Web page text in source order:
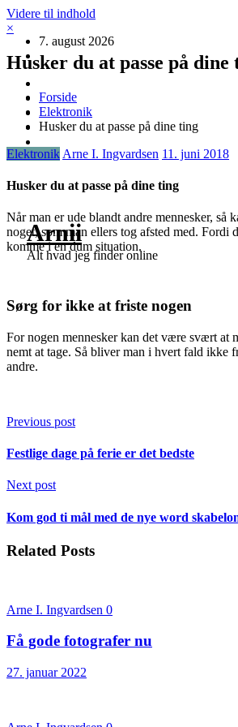
Videre til indhold
7. august 2026
Arnii
Alt hvad jeg finder online
×
Husker du at passe på dine
Forside
Elektronik
Husker du at passe på dine ting
Elektronik Arne I. Ingvardsen 11. juni 2018
Husker du at passe på dine ting
Når man er ude blandt andre mennesker,
noget, som man ellers tog afsted med.
komme i en dum situation.
Sørg for ikke at friste nogen
For nogen mennesker kan det være svært at
nemt at tage. Så bliver man i hvert fald ikke
andre.
Previous post
Festlige dage på ferie er det bedste
Next post
Kom god ti mål med de nye word
Related Posts
Arne I. Ingvardsen 0
Få gode fotografer nu
27. januar 2022